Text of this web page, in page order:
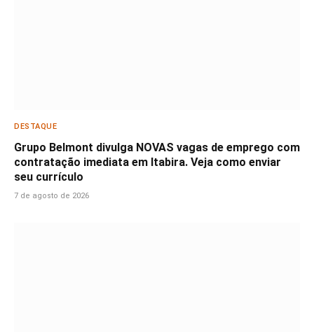
DESTAQUE
Grupo Belmont divulga NOVAS vagas de emprego com
contratação imediata em Itabira. Veja como enviar
seu currículo
7 de agosto de 2026